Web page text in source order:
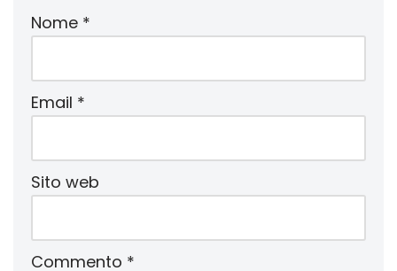
Nome *
Email *
Sito web
Commento *